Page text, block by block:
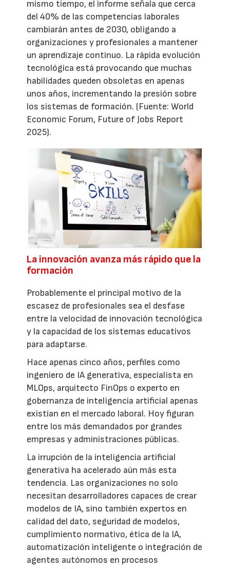
mismo tiempo, el informe señala que cerca
del 40% de las competencias laborales
cambiarán antes de 2030, obligando a
organizaciones y profesionales a mantener
un aprendizaje continuo. La rápida evolución
tecnológica está provocando que muchas
habilidades queden obsoletas en apenas
unos años, incrementando la presión sobre
los sistemas de formación. (Fuente: World
Economic Forum, Future of Jobs Report
2025).
La innovación avanza más rápido que la
formación
Probablemente el principal motivo de la
escasez de profesionales sea el desfase
entre la velocidad de innovación tecnológica
y la capacidad de los sistemas educativos
para adaptarse.
Hace apenas cinco años, perfiles como
ingeniero de IA generativa, especialista en
MLOps, arquitecto FinOps o experto en
gobernanza de inteligencia artificial apenas
existían en el mercado laboral. Hoy figuran
entre los más demandados por grandes
empresas y administraciones públicas.
La irrupción de la inteligencia artificial
generativa ha acelerado aún más esta
tendencia. Las organizaciones no solo
necesitan desarrolladores capaces de crear
modelos de IA, sino también expertos en
calidad del dato, seguridad de modelos,
cumplimiento normativo, ética de la IA,
automatización inteligente o integración de
agentes autónomos en procesos